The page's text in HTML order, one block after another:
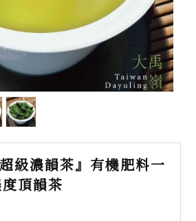
級濃韻茶』有機肥料一
頂韻茶